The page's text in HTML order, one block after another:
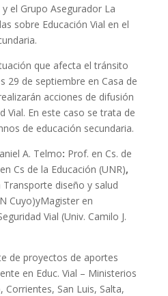
el Grupo Asegurador La
sobre Educación Vial en el
que afecta el tránsito
29 de septiembre en Casa de
acciones de difusión
Vial. En este caso se trata de
de educación secundaria.
A. Telmo: Prof. en Cs. de
Cs de la Educación (UNR),
diseño y salud
Cuyo)yMagister en
Vial (Univ. Camilo J.
de proyectos de aportes
en Educ. Vial – Ministerios
Corrientes, San Luis, Salta,